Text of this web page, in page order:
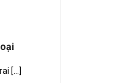
[...]